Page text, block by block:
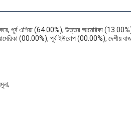
পূর্ব এশিয়া (64.00%), উত্তর আমেরিকা
আমেরিকা (00.00%), পূর্ব ইউরোপ (00.00%),